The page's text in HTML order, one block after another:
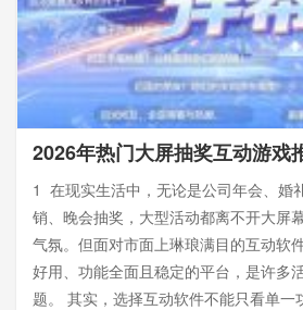
2026年热门大屏抽奖互动游戏
1 在现实生活中，无论是公司年会、婚
销、晚会抽奖，大型活动都离不开大屏
气氛。但面对市面上琳琅满目的互动软
好用、功能全面且稳定的平台，是许多
题。 其实，选择互动软件不能只看单一